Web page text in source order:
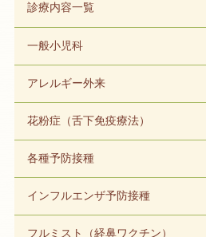
診療内容一覧
一般小児科
アレルギー外来
花粉症（舌下免疫療法）
各種予防接種
インフルエンザ予防接種
フルミスト（経鼻ワクチン）